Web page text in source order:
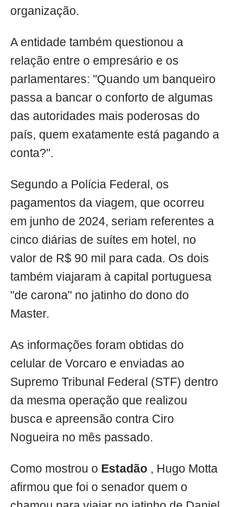
organização.
A entidade também questionou a
relação entre o empresário e os
parlamentares: "Quando um banqueiro
passa a bancar o conforto de algumas
das autoridades mais poderosas do
país, quem exatamente está pagando a
conta?".
Segundo a Polícia Federal, os
pagamentos da viagem, que ocorreu
em junho de 2024, seriam referentes a
cinco diárias de suítes em hotel, no
valor de R$ 90 mil para cada. Os dois
também viajaram à capital portuguesa
"de carona" no jatinho do dono do
Master.
As informações foram obtidas do
celular de Vorcaro e enviadas ao
Supremo Tribunal Federal (STF) dentro
da mesma operação que realizou
busca e apreensão contra Ciro
Nogueira no mês passado.
Como mostrou o Estadão , Hugo Motta
afirmou que foi o senador quem o